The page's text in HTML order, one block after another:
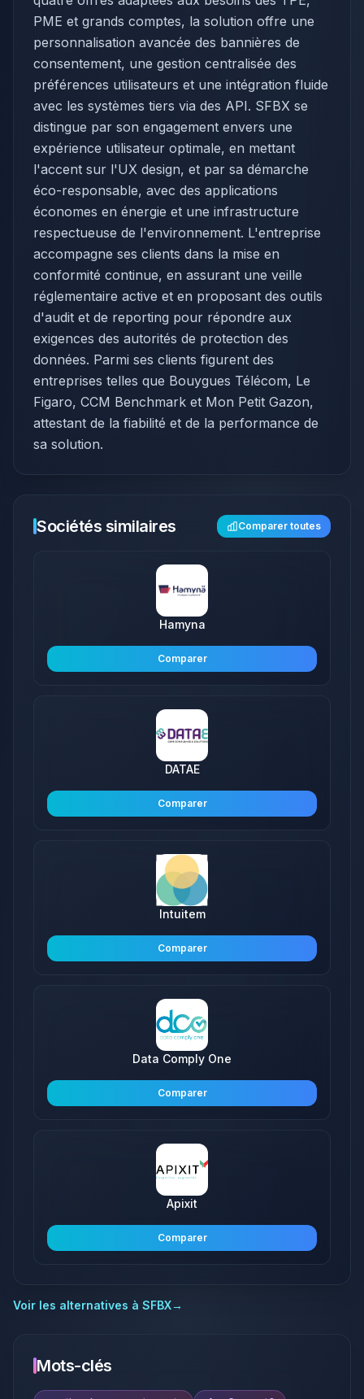
PME et grands comptes, la solution offre une
personnalisation avancée des bannières de
consentement, une gestion centralisée des
préférences utilisateurs et une intégration fluide
avec les systèmes tiers via des API. SFBX se
distingue par son engagement envers une
expérience utilisateur optimale, en mettant
l'accent sur l'UX design, et par sa démarche
éco-responsable, avec des applications
économes en énergie et une infrastructure
respectueuse de l'environnement. L'entreprise
accompagne ses clients dans la mise en
conformité continue, en assurant une veille
réglementaire active et en proposant des outils
d'audit et de reporting pour répondre aux
exigences des autorités de protection des
données. Parmi ses clients figurent des
entreprises telles que Bouygues Télécom, Le
Figaro, CCM Benchmark et Mon Petit Gazon,
attestant de la fiabilité et de la performance de
sa solution.
Sociétés similaires Comparer toutes
Hamyna
Comparer
DATAE
Comparer
Intuitem
Comparer
Data Comply One
Comparer
Apixit
Comparer
Voir les alternatives à SFBX→
Mots-clés